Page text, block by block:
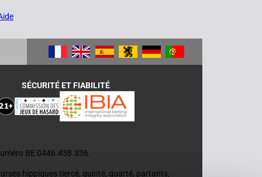
SÉCURITÉ ET FIABILITÉ
BE 0446.458.336.
hippiques tiercé, quinté, quarté, partants,